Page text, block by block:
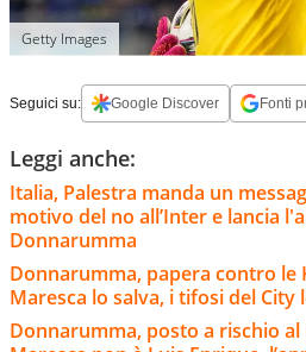
Getty Images
Seguici su: Google Discover Fonti
Leggi anche:
Italia, Palestra manda un
motivo del no all’Inter e lancia
Donnarumma
Donnarumma, papera contro le
Maresca lo salva, i tifosi del City
Donnarumma, posto a rischio al